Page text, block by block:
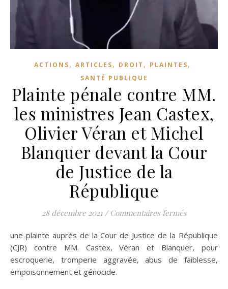
ACTIONS, ARTICLES, DROIT , PLAINTES,
SANTÉ PUBLIQUE
Plainte pénale contre MM.
les ministres Jean Castex,
Olivier Véran et Michel
Blanquer devant la Cour
de Justice de la
République
28 décembre 2021 / Commentaires ferméssur Plainte
une plainte auprès de la Cour de Justice de la République
(CJR) contre MM. Castex, Véran et Blanquer, pour
escroquerie, tromperie aggravée, abus de faiblesse,
empoisonnement et génocide.